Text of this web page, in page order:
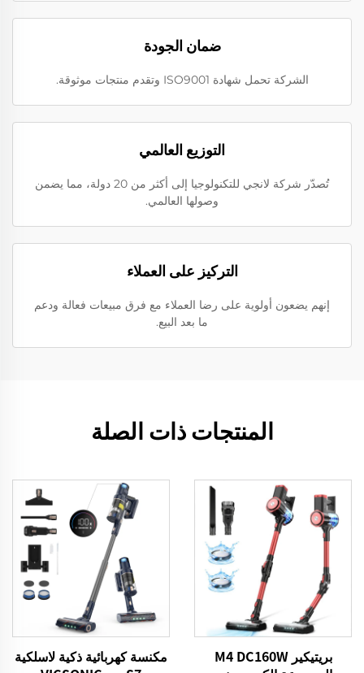
ضمان الجودة
الشركة تحمل شهادة ISO9001 وتقدم منتجات موثوقة.
التوزيع العالمي
تُصدّر شركة لانجي للتكنولوجيا إلى أكثر من 20 دولة، مما يضمن
وصولها العالمي.
التركيز على العملاء
إنهم يضعون أولوية على رضا العملاء مع فرق مبيعات فعالة ودعم
ما بعد البيع.
المنتجات ذات الصلة
بريتيكير M4 DC160W
مكنسة كهربائية ذكية لاسلكية